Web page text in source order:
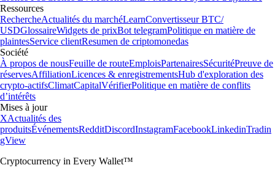
Ressources
RechercheActualités du marchéLearnConvertisseur BTC/
USDGlossaireWidgets de prixBot telegramPolitique en matière de
plaintesService clientResumen de criptomonedas
Société
À propos de nousFeuille de routeEmploisPartenairesSécuritéPreuve de
réservesAffiliationLicences & enregistrementsHub d'exploration des
crypto-actifsClimatCapitalVérifierPolitique en matière de conflits
d’intérêts
Mises à jour
XActualités des
produitsÉvénementsRedditDiscordInstagramFacebookLinkedinTradin
gView
Cryptocurrency in Every Wallet™